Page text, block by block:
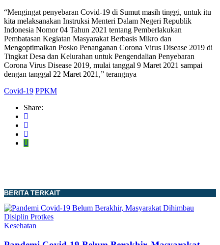
“Mengingat penyebaran Covid-19 di Sumut masih tinggi, untuk itu
kita melaksanakan Instruksi Menteri Dalam Negeri Republik
Indonesia Nomor 04 Tahun 2021 tentang Pemberlakukan
Pembatasan Kegiatan Masyarakat Berbasis Mikro dan
Mengoptimalkan Posko Penanganan Corona Virus Disease 2019 di
Tingkat Desa dan Kelurahan untuk Pengendalian Penyebaran
Corona Virus Disease 2019, mulai tanggal 9 Maret 2021 sampai
dengan tanggal 22 Maret 2021,” terangnya
Covid-19 PPKM
Share:
BERITA TERKAIT
Kesehatan